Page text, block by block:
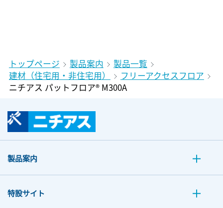
トップページ 製品案内
製品一覧
建材（住宅用・非住宅用）
フリーアクセスフロア
ニチアス パットフロア® M300A
製品案内
特設サイト